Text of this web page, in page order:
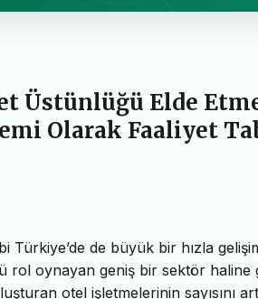
Üstünlüğü Elde
Olarak Faaliyet
de büyük bir hızla
rol oynayan geniş bir sektör
otel işletmelerinin sayısını